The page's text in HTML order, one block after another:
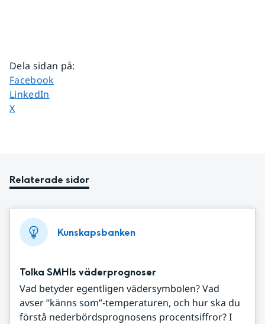
Dela sidan på:
Dela sidan på
Facebook
Dela sidan på
LinkedIn
Dela sidan på
X
Relaterade sidor
Kunskapsbanken
Tolka SMHIs väderprognoser
Vad betyder egentligen vädersymbolen? Vad
avser ”känns som”-temperaturen, och hur ska du
förstå nederbördsprognosens procentsiffror? I